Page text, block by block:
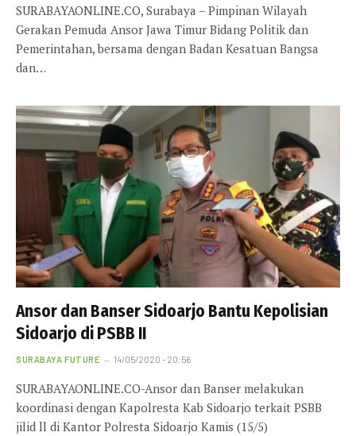
SURABAYAONLINE.CO, Surabaya – Pimpinan Wilayah
Gerakan Pemuda Ansor Jawa Timur Bidang Politik dan
Pemerintahan, bersama dengan Badan Kesatuan Bangsa
dan…
Ansor dan Banser Sidoarjo Bantu Kepolisian
Sidoarjo di PSBB II
SURABAYA FUTURE 14/05/2020 - 20:56
SURABAYAONLINE.CO-Ansor dan Banser melakukan
koordinasi dengan Kapolresta Kab Sidoarjo terkait PSBB
jilid ll di Kantor Polresta Sidoarjo Kamis (15/5)